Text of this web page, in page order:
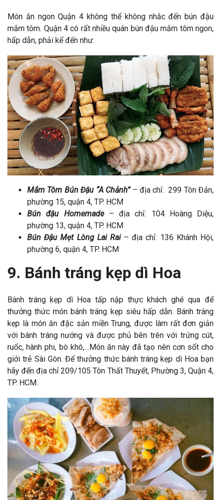
Món ăn ngon Quận 4 không thể không nhắc đến bún đậu
mắm tôm. Quận 4 có rất nhiều quán bún đậu mắm tôm ngon,
hấp dẫn, phải kể đến như:
Mắm Tôm Bún Đậu “A Chảnh”– địa chỉ: 299 Tôn Đản,
phường 15, quận 4, TP. HCM
Bún đậu Homemade– địa chỉ: 104 Hoàng Diệu,
phường 13, quận 4, TP. HCM
Bún Đậu Mẹt Lòng Lai Rai – địa chỉ: 136 Khánh Hội,
phường 6, quận 4, TP. HCM
9. Bánh tráng kẹp dì Hoa
Bánh tráng kẹp dì Hoa tấp nập thực khách ghé qua để
thưởng thức món bánh tráng kẹp siêu hấp dẫn. Bánh tráng
kẹp là món ăn đặc sản miền Trung, được làm rất đơn giản
với bánh tráng nướng và được phủ bên trên với trứng cút,
ruốc, hành phi, bò khô,…Món ăn này đã tạo nên cơn sốt cho
giới trẻ Sài Gòn. Để thưởng thức bánh tráng kẹp dì Hoa bạn
hãy đến địa chỉ 209/105 Tôn Thất Thuyết, Phường 3, Quận 4,
TP. HCM.